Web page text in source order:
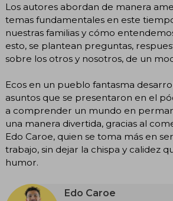
Los autores abordan de manera
temas fundamentales en este
nuestras familias y cómo
esto, se plantean preguntas,
sobre los otros y nosotros, de un
Ecos en un pueblo fantasma
asuntos que se presentaron en el
a comprender un mundo en
una manera divertida, gracias al
Edo Caroe, quien se toma más en
trabajo, sin dejar la chispa y calidez
humor.
Edo Caroe